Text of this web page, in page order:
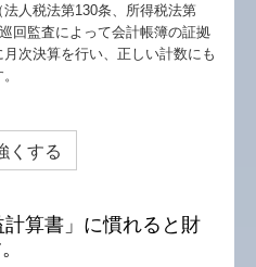
人税法第130条、所得税法第
回監査によって会計帳簿の証拠
次決算を行い、正しい計数にも
くする
算書」に慣れると財